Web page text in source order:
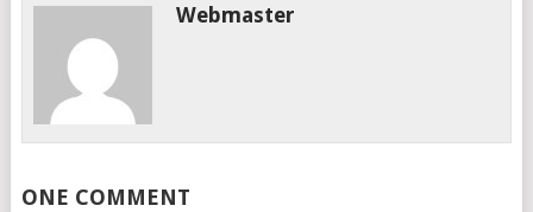
Webmaster
ONE COMMENT